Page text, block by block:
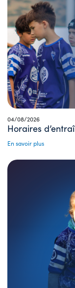
04/08/2026
Horaires
En savoir plus